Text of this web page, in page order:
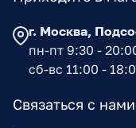
г. Москва,
пн-пт 9:30 -
сб-вс 11:00 -
Связаться с нами